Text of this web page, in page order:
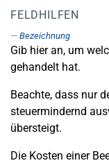
FELDHILFEN
Bezeichnung
Gib hier an, um
gehandelt hat.
Beachte, dass nur
steuermindernd
übersteigt.
Die Kosten einer